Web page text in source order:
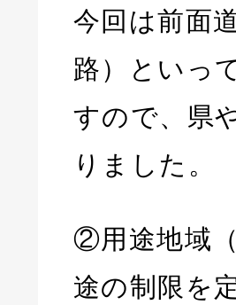
今回は前面
路）といっ
すので、県
りました。
②用途地域
途の制限を